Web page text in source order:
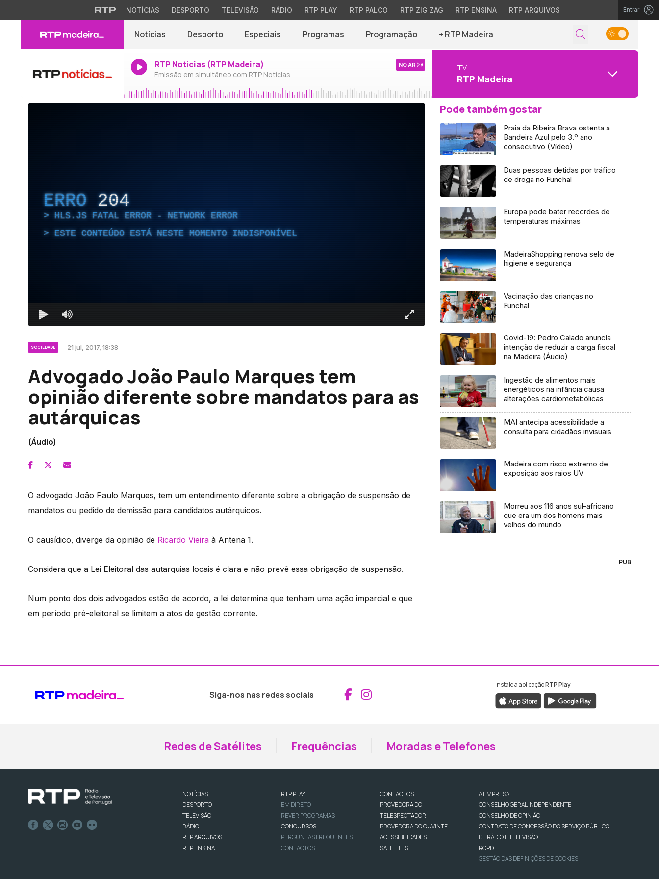
NOTÍCIAS DESPORTO TELEVISÃO RÁDIO RTP PLAY RTP PALCO RTP ZIG ZAG RTP ENSINA RTP ARQUIVOS Entrar
Notícias Desporto Especiais Programas Programação + RTP Madeira
RTP Notícias (RTP Madeira)
Emissão em simultâneo com RTP Notícias
NO AR TV
RTP Madeira
ERRO 204
HLS.JS FATAL ERROR - NETWORK ERROR
ESTE CONTEÚDO ESTÁ NESTE MOMENTO INDISPONÍVEL
SOCIEDADE 21 jul, 2017, 18:38
Advogado João Paulo Marques tem
opinião diferente sobre mandatos para as
autárquicas
(Áudio)
O advogado João Paulo Marques, tem um entendimento diferente sobre a obrigação de suspensão de
mandatos ou pedido de demissão para candidatos autárquicos.
O causídico, diverge da opinião de Ricardo Vieira à Antena 1.
Considera que a Lei Eleitoral das autarquias locais é clara e não prevê essa obrigação de suspensão.
Num ponto dos dois advogados estão de acordo, a lei determina que tenham uma ação imparcial e que
em período pré-eleitoral se limitem a atos de gestão corrente.
Pode também gostar
Praia da Ribeira Brava ostenta a
Bandeira Azul pelo 3.º ano
consecutivo (Vídeo)
Duas pessoas detidas por tráfico
de droga no Funchal
Europa pode bater recordes de
temperaturas máximas
MadeiraShopping renova selo de
higiene e segurança
Vacinação das crianças no
Funchal
Covid-19: Pedro Calado anuncia
intenção de reduzir a carga fiscal
na Madeira (Áudio)
Ingestão de alimentos mais
energéticos na infância causa
alterações cardiometabólicas
MAI antecipa acessibilidade a
consulta para cidadãos invisuais
Madeira com risco extremo de
exposição aos raios UV
Morreu aos 116 anos sul-africano
que era um dos homens mais
velhos do mundo
PUB
Siga-nos nas redes sociais Aceder ao Facebook da RTP Madeira
Aceder ao Instagram da RTP Madeira
Instale a aplicaçãoRTP Play
Redes de Satélites Frequências Moradas e Telefones
NOTÍCIAS
DESPORTO
TELEVISÃO
RÁDIO
RTP ARQUIVOS
RTP ENSINA
RTP PLAY
EM DIRETO
REVER PROGRAMAS
CONCURSOS
PERGUNTAS FREQUENTES
CONTACTOS
CONTACTOS
PROVEDORA DO
TELESPECTADOR
PROVEDORA DO OUVINTE
ACESSIBILIDADES
SATÉLITES
A EMPRESA
CONSELHO GERAL INDEPENDENTE
CONSELHO DE OPINIÃO
CONTRATO DE CONCESSÃO DO SERVIÇO PÚBLICO
DE RÁDIO E TELEVISÃO
RGPD
GESTÃO DAS DEFINIÇÕES DE COOKIES